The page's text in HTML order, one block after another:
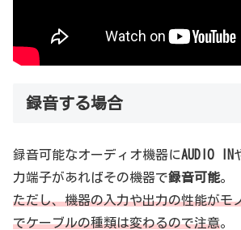
録音する場合
録音可能なオーディオ機器にAUDIO IN
力端子があればその機器で録音可能。
ただし、機器の入力や出力の性能がモ
でケーブルの種類は変わるので注意。